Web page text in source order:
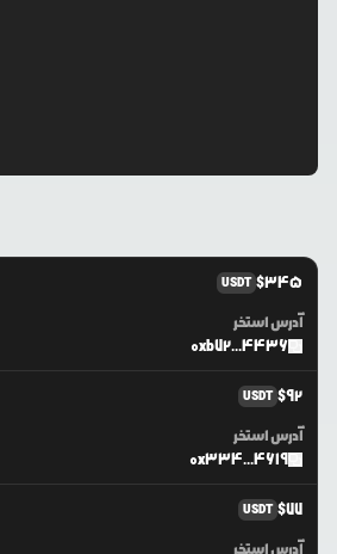
USDT $345
آدرس استخر
0xb72...4436
USDT $92
آدرس استخر
0x334...4619
USDT $77
آدرس استخر